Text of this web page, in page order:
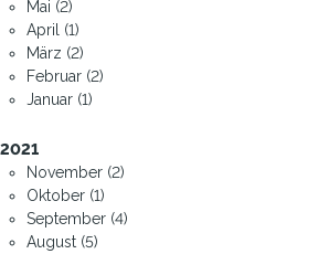
Mai (2)
April (1)
März (2)
Februar (2)
Januar (1)
2021
November (2)
Oktober (1)
September (4)
August (5)